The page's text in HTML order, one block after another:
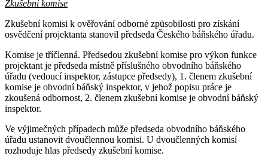
Zkušební komise
Zkušební komisi k ověřování odborné způsobilosti pro získání
osvědčení projektanta stanovil předseda Českého báňského úřadu.
Komise je tříčlenná. Předsedou zkušební komise pro výkon funkce
projektant je předseda místně příslušného obvodního báňského
úřadu (vedoucí inspektor, zástupce předsedy), 1. členem zkušební
komise je obvodní báňský inspektor, v jehož popisu práce je
zkoušená odbornost, 2. členem zkušební komise je obvodní báňský
inspektor.
Ve výjimečných případech může předseda obvodního báňského
úřadu ustanovit dvoučlennou komisi. U dvoučlenných komisí
rozhoduje hlas předsedy zkušební komise.